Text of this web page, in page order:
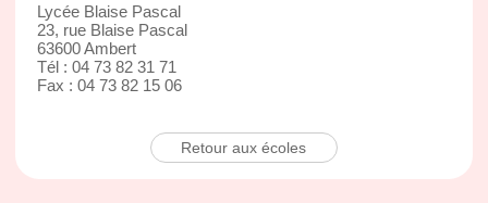
Lycée Blaise Pascal
23, rue Blaise Pascal
63600 Ambert
Tél : 04 73 82 31 71
Fax : 04 73 82 15 06
Retour aux écoles